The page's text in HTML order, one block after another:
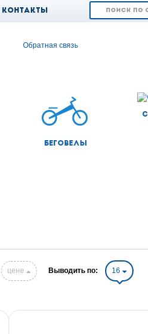
Контакты
Обратная связь
Беговелы
цене Выводить по: 16